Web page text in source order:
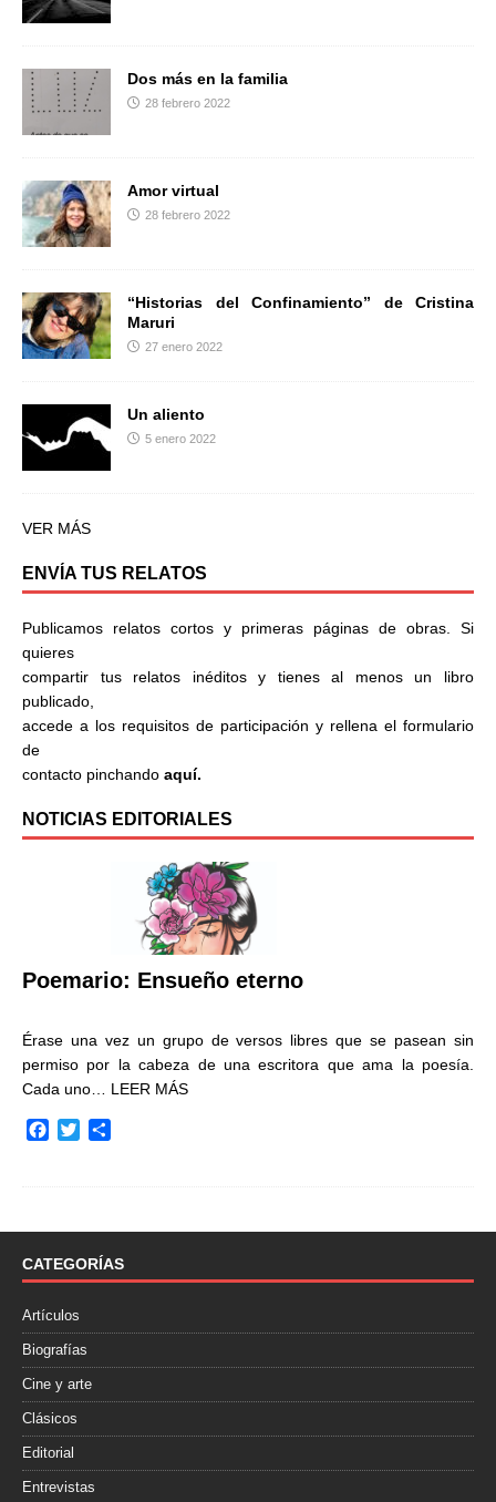
Dos más en la familia
28 febrero 2022
Amor virtual
28 febrero 2022
“Historias del Confinamiento” de Cristina
Maruri
27 enero 2022
Un aliento
5 enero 2022
VER MÁS
ENVÍA TUS RELATOS
Publicamos relatos cortos y primeras páginas de obras. Si
quieres
compartir tus relatos inéditos y tienes al menos un libro
publicado,
accede a los requisitos de participación y rellena el formulario
de
contacto pinchando aquí.
NOTICIAS EDITORIALES
Poemario: Ensueño eterno
Érase una vez un grupo de versos libres que se pasean sin
permiso por la cabeza de una escritora que ama la poesía.
Cada uno… LEER MÁS
o
k
r
t
i
CATEGORÍAS
Artículos
Biografías
Cine y arte
Clásicos
Editorial
Entrevistas